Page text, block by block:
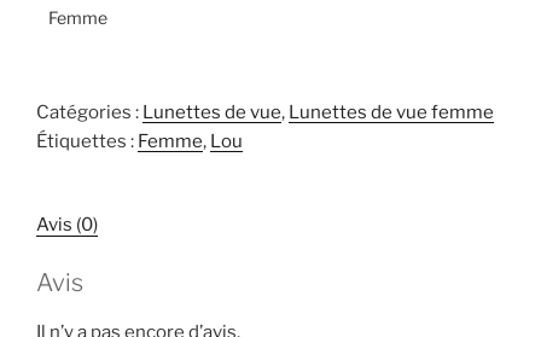
Femme
Catégories : Lunettes de vue, Lunettes de vue femme
Étiquettes : Femme, Lou
Avis (0)
Avis
Il n’y a pas encore d’avis.